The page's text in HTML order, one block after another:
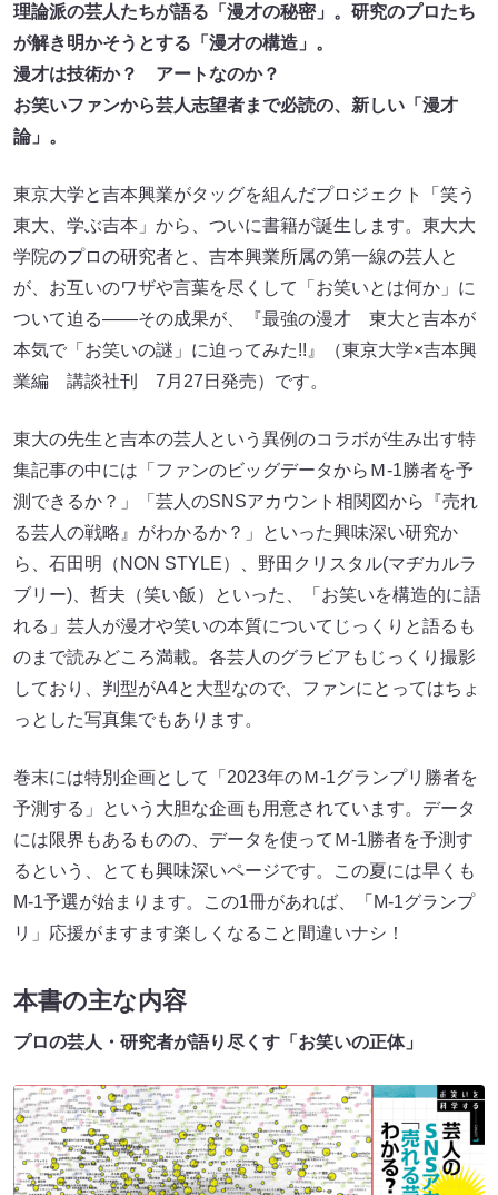
理論派の芸人たちが語る「漫才の秘密」。研究のプロたち
が解き明かそうとする「漫才の構造」。
漫才は技術か？ アートなのか？
お笑いファンから芸人志望者まで必読の、新しい「漫才
論」。
東京大学と吉本興業がタッグを組んだプロジェクト「笑う
東大、学ぶ吉本」から、ついに書籍が誕生します。東大大
学院のプロの研究者と、吉本興業所属の第一線の芸人と
が、お互いのワザや言葉を尽くして「お笑いとは何か」に
ついて迫る――その成果が、『最強の漫才 東大と吉本が
本気で「お笑いの謎」に迫ってみた!!』（東京大学×吉本興
業編 講談社刊 7月27日発売）です。
東大の先生と吉本の芸人という異例のコラボが生み出す特
集記事の中には「ファンのビッグデータからＭ-1勝者を予
測できるか？」「芸人のSNSアカウント相関図から『売れ
る芸人の戦略』がわかるか？」といった興味深い研究か
ら、石田明（NON STYLE）、野田クリスタル(マヂカルラ
ブリー)、哲夫（笑い飯）といった、「お笑いを構造的に語
れる」芸人が漫才や笑いの本質についてじっくりと語るも
のまで読みどころ満載。各芸人のグラビアもじっくり撮影
しており、判型がA4と大型なので、ファンにとってはちょ
っとした写真集でもあります。
巻末には特別企画として「2023年のＭ-1グランプリ勝者を
予測する」という大胆な企画も用意されています。データ
には限界もあるものの、データを使ってＭ-1勝者を予測す
るという、とても興味深いページです。この夏には早くも
M-1予選が始まります。この1冊があれば、「M-1グランプ
リ」応援がますます楽しくなること間違いナシ！
本書の主な内容
プロの芸人・研究者が語り尽くす「お笑いの正体」